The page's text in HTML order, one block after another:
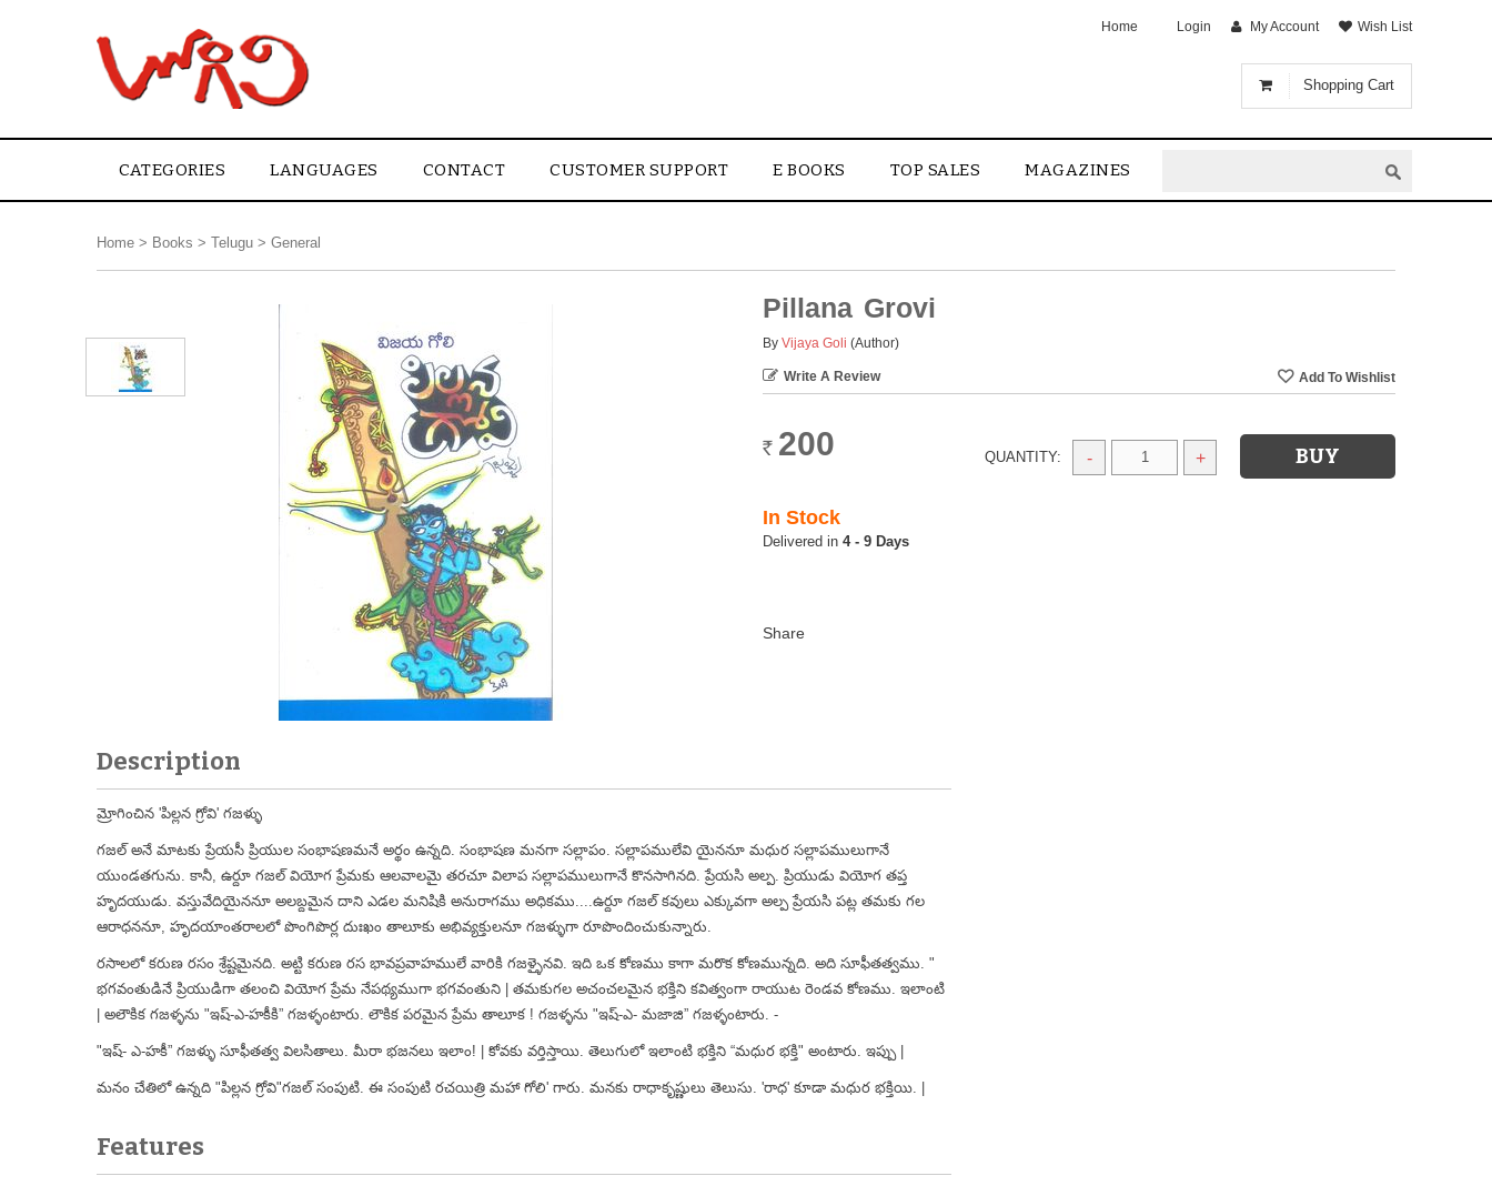
Shopping Cart
Home Login My Account Wish List
CATEGORIES LANGUAGES CONTACT CUSTOMER SUPPORT E BOOKS TOP SALES MAGAZINES
Home > Books > Telugu > General
Pillana Grovi
By Vijaya Goli (Author)
Write A Review
Rs. 200 QUANTITY: - +
In Stock
4 - 9 Days
Description
మ్రోగించిన 'పిల్లన గ్రోవి' గజళ్ళు
గజల్ అనే మాటకు ప్రేయసీ ప్రియుల సంభాషణమనే అర్థం ఉన్నది. సంభాషణ మనగా సల్లాపం. సల్లాపములేవి యైననూ మధుర సల్లాపములుగానే
యుండతగును. కానీ, ఉర్దూ గజల్ వియోగ ప్రేమకు ఆలవాలమై తరచూ విలాప సల్లాపములుగానే కొనసాగినది. ప్రేయసి అల్ప. ప్రియుడు వియోగ తప్త
హృదయుడు. వస్తువేదియైననూ అలబ్దమైన దాని ఎడల మనిషికి అనురాగము అధికము....ఉర్దూ గజల్ కవులు ఎక్కువగా అల్ప ప్రేయసి పట్ల తమకు గల
ఆరాధననూ, హృదయాంతరాలలో పొంగిపొర్ల దుఃఖం తాలూకు అభివ్యక్తులనూ గజళ్ళుగా రూపొందించుకున్నారు.
రసాలలో కరుణ రసం శ్రేష్టమైనది. అట్టి కరుణ రస భావప్రవాహములే వారికి గజళ్ళైనవి. ఇది ఒక కోణము కాగా మరొక కోణమున్నది. అది సూఫీతత్వము. "
భగవంతుడినే ప్రియుడిగా తలంచి వియోగ ప్రేమ నేపథ్యముగా భగవంతుని | తమకుగల అచంచలమైన భక్తిని కవిత్వంగా రాయుట రెండవ కోణము. ఇలాంటి
| అలౌకిక గజళ్ళను "ఇష్-ఎ-హకీకి” గజళ్ళంటారు. లౌకిక పరమైన ప్రేమ తాలూక ! గజళ్ళను "ఇష్-ఎ- మజాజి” గజళ్ళంటారు. -
"ఇష్- ఎ-హకీ” గజళ్ళు సూఫీతత్వ విలసితాలు. మీరా భజనలు ఇలాం! | కోవకు వర్తిస్తాయి. తెలుగులో ఇలాంటి భక్తిని “మధుర భక్తి" అంటారు. ఇప్పు |
మనం చేతిలో ఉన్నది "పిల్లన గ్రోవి"గజల్ సంపుటి. ఈ సంపుటి రచయిత్రి మహా గోలి' గారు. మనకు రాధాకృష్ణులు తెలుసు. 'రాధ' కూడా మధుర భక్తియి. |
Features